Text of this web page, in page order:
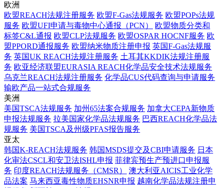
欧洲
欧盟REACH法规注册服务 欧盟F-Gas法规服务 欧盟POPs法规
服务 欧盟UFI申请与毒物中心通报（PCN）
欧盟物质分类和
标签C&L通报 欧盟CLP法规服务 欧盟OSPAR HOCNF服务 欧
盟PPORD通报服务 欧盟纳米物质注册申报 英国F-Gas法规服
务 英国UK REACH法规注册服务 土耳其KKDIK法规注册服
务 欧亚经济联盟EURASIA REACH化学品安全技术法规服务
乌克兰REACH法规注册服务 化学品CUS代码查询与申请服务
输欧产品一站式合规服务
美洲
美国TSCA法规服务 加州65法案合规服务 加拿大CEPA新物质
申报法规服务 拉美国家化学品法规服务 巴西REACH化学品法
规服务 美国TSCA及州级PFAS报告服务
亚太
韩国K-REACH法规服务 韩国MSDS提交及CBI申请服务 日本
化审法CSCL和安卫法ISHL申报 菲律宾预生产预进口申报服
务 印度REACH法规服务（CMSR）
澳大利亚AICIS工业化学
品法案 马来西亚毒性物质EHSNR申报 越南化学品法规注册申